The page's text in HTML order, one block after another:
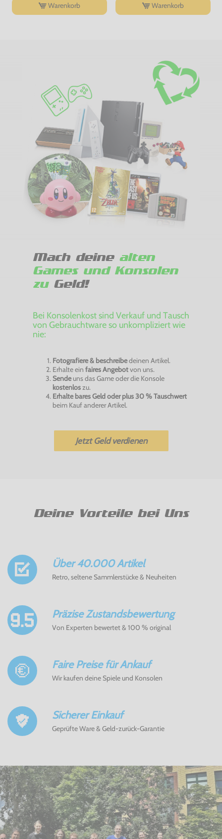
Warenkorb Warenkorb
Mach deine alten
Games und Konsolen
zuGeld!
Bei Konsolenkost sind Verkauf und Tausch
von Gebrauchtware so unkompliziert wie
nie:
Fotografiere & beschreibedeinen Artikel.
Erhalte ein faires Angebotvon uns.
Sendeuns das Game oder die Konsole
kostenloszu.
Erhalte bares Geld oder plus 30 % Tauschwert
beim Kauf anderer Artikel.
Jetzt Geld verdienen
Deine Vorteile bei Uns
Über 40.000 Artikel
Retro, seltene Sammlerstücke & Neuheiten
Präzise Zustandsbewertung
Von Experten bewertet & 100 % original
Faire Preise für Ankauf
Wir kaufen deine Spiele und Konsolen
Sicherer Einkauf
Geprüfte Ware & Geld-zurück-Garantie